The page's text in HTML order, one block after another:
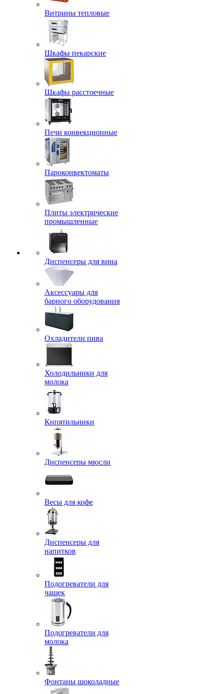
Витрины тепловые
Шкафы пекарские
Шкафы расстоечные
Печи конвекционные
Пароконвектоматы
Плиты электрические
промышленные
Диспенсеры для вина
Аксессуары для
барного оборудования
Охладители пива
Холодильники для
молока
Кипятильники
Диспенсеры мюсли
Весы для кофе
Диспенсеры для
напитков
Подогреватели для
чашек
Подогреватели для
молока
Фонтаны шоколадные